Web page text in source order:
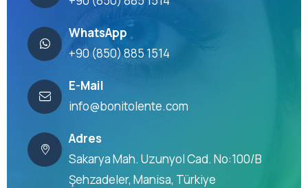
WhatsApp
+90 (850) 885 1514
E-Mail
info@bonitolente.com
Adres
Sakarya Mah. Uzunyol Cad. No:100/B
Şehzadeler, Manisa, Türkiye